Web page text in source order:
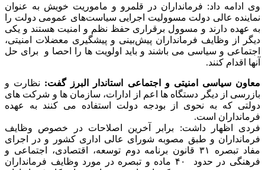
وی ادامه داد: فرمانداران در قلمرو و ماموریت خویش به عنوان
نماینده عالی دولت مسوولیت اجرایی سیاست‌های عمومی دولت را
به عهده دارند و مسوول برقراری حفظ نظم و امنیت هستند و یکی
دیگر از وظایف فرمانداران پیش‌بینی و پیشگیری معضلات امنیتی،
اجتماعی و سیاسی می باشند و باید اولویت ها را احصا و برای حل
آنها اقدام کنند.
معاون سیاسی امنیتی و اجتماعی استاندار البرز گفت: نظارت و
بازرسی از دیگر دستگاه ها اعم از ادارات، سازمان ها و شرکت های
دولتی که به نحوی از بودجه دولت استفاده می کنند به عهده
فرمانداران است.
فردی اظهار داشت: برابر آخرین اصلاحات در خصوص وظایف
فرمانداران و طبق مصوبه شورای عالی اداری کشور و در اجرای
مفاد تبصره ۳۱ قانون برنامه دوم توسعه، اقتصادی، اجتماعی و
فرهنگی در حدود ۴۰ ماده و تبصره در مورد وظایف فرمانداران